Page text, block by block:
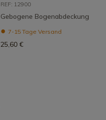
REF: 12900
Gebogene Bogenabdeckung
7-15 Tage Versand
25,60 €